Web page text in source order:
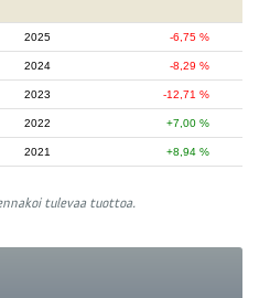
2025 -6,75 %
2024 -8,29 %
2023 -12,71 %
2022 7,00 %
2021 8,94 %
tulevaa tuottoa.